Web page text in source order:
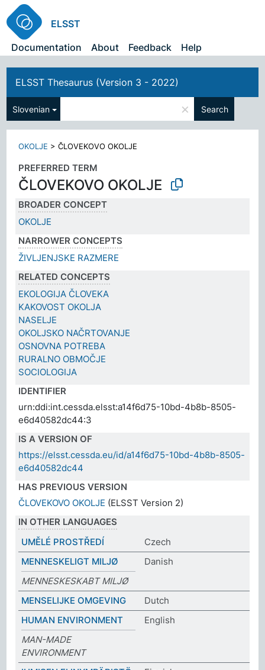
ELSST
Documentation
About Feedback Help
ELSST Thesaurus (Version 3 - 2022)
Slovenian × Search
OKOLJE >ČLOVEKOVO OKOLJE
PREFERRED TERM
ČLOVEKOVO OKOLJE
BROADER CONCEPT
OKOLJE
NARROWER CONCEPTS
ŽIVLJENJSKE RAZMERE
RELATED CONCEPTS
EKOLOGIJA ČLOVEKA
KAKOVOST OKOLJA
NASELJE
OKOLJSKO NAČRTOVANJE
OSNOVNA POTREBA
RURALNO OBMOČJE
SOCIOLOGIJA
IDENTIFIER
urn:ddi:int.cessda.elsst:a14f6d75-10bd-4b8b-8505-
e6d40582dc44:3
IS A VERSION OF
https://elsst.cessda.eu/id/a14f6d75-10bd-4b8b-8505-
e6d40582dc44
HAS PREVIOUS VERSION
ČLOVEKOVO OKOLJE (ELSST Version 2)
IN OTHER LANGUAGES
UMĚLÉ PROSTŘEDÍ
Czech
MENNESKELIGT MILJØ
Danish
MENNESKESKABT MILJØ
MENSELIJKE OMGEVING
Dutch
HUMAN ENVIRONMENT
English
MAN-MADE
ENVIRONMENT